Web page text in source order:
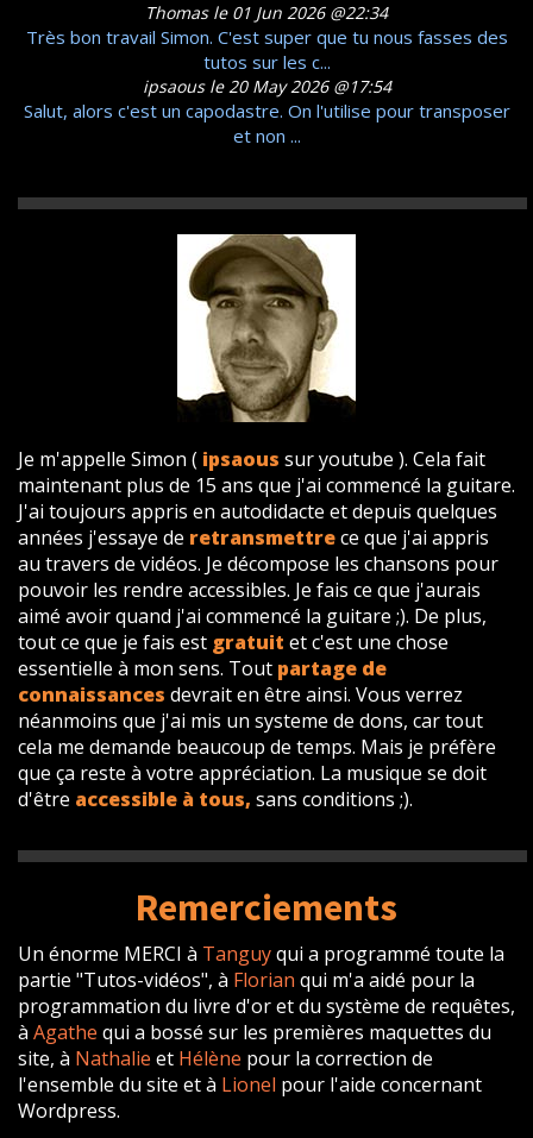
Thomas le 01 Jun 2026 @22:34
Très bon travail Simon. C'est super que tu nous fasses des
tutos sur les c...
ipsaous le 20 May 2026 @17:54
Salut, alors c'est un capodastre. On l'utilise pour transposer
et non ...
Je m'appelle Simon ( ipsaous sur youtube ). Cela fait
maintenant plus de 15 ans que j'ai commencé la guitare.
J'ai toujours appris en autodidacte et depuis quelques
années j'essaye de retransmettrece que j'ai appris
au travers de vidéos. Je décompose les chansons pour
pouvoir les rendre accessibles. Je fais ce que j'aurais
aimé avoir quand j'ai commencé la guitare ;). De plus,
tout ce que je fais est gratuit et c'est une chose
essentielle à mon sens. Tout partage de
connaissances devrait en être ainsi. Vous verrez
néanmoins que j'ai mis un systeme de dons, car tout
cela me demande beaucoup de temps. Mais je préfère
que ça reste à votre appréciation. La musique se doit
d'être accessible à tous, sans conditions ;).
Remerciements
Un énorme MERCI à Tanguyqui a programmé toute la
partie "Tutos-vidéos", à Florian qui m'a aidé pour la
programmation du livre d'or et du système de requêtes,
à Agathe qui a bossé sur les premières maquettes du
site, à Nathalie et Hélène pour la correction de
l'ensemble du site et à Lionel pour l'aide concernant
Wordpress.